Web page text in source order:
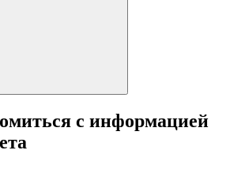
с информацией